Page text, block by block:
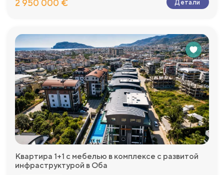
2 950 000 € Детали
Квартира 1+1 с мебелью в комплексе с развитой
инфраструктурой в Оба